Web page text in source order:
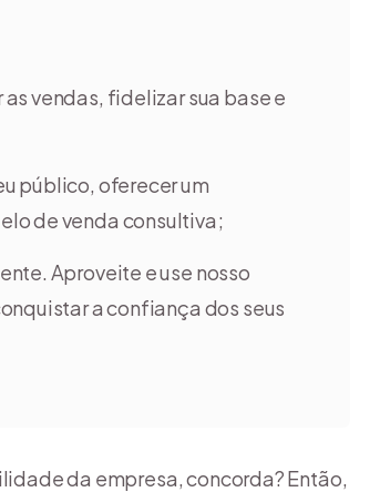
vendas, fidelizar sua base e
público, oferecer um
de venda consultiva;
Aproveite e use nosso
a confiança dos seus
da empresa, concorda? Então,